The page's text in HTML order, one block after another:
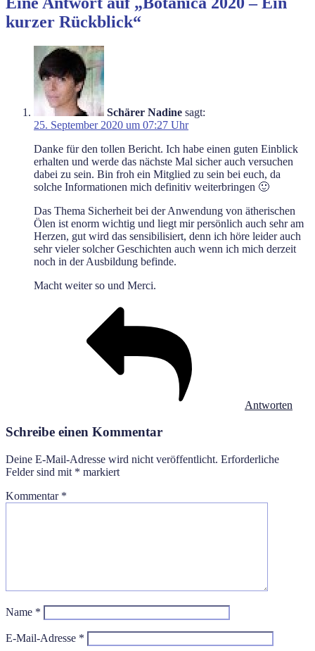
kurzer Rückblick“
Schärer Nadine sagt:
25. September 2020 um 07:27 Uhr
Danke für den tollen Bericht. Ich habe einen guten Einblick
erhalten und werde das nächste Mal sicher auch versuchen
dabei zu sein. Bin froh ein Mitglied zu sein bei euch, da
solche Informationen mich definitiv weiterbringen 🙂
Das Thema Sicherheit bei der Anwendung von ätherischen
Ölen ist enorm wichtig und liegt mir persönlich auch sehr am
Herzen, gut wird das sensibilisiert, denn ich höre leider auch
sehr vieler solcher Geschichten auch wenn ich mich derzeit
noch in der Ausbildung befinde.
Macht weiter so und Merci.
Antworten
Schreibe einen Kommentar
Deine E-Mail-Adresse wird nicht veröffentlicht. Erforderliche
Felder sind mit * markiert
Kommentar *
Name *
E-Mail-Adresse *